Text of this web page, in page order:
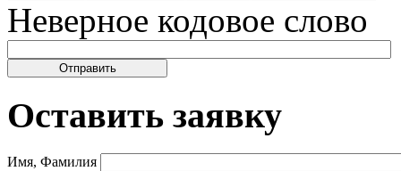
Неверное кодовое слово
Оставить заявку
Имя, Фамилия